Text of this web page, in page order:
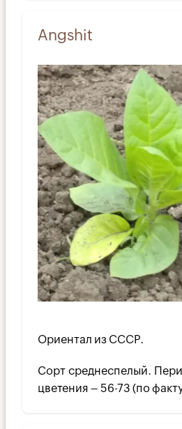
Angshit
Ориентал из СССР.
Сорт среднеспелый.
цветения – 56-73 (по